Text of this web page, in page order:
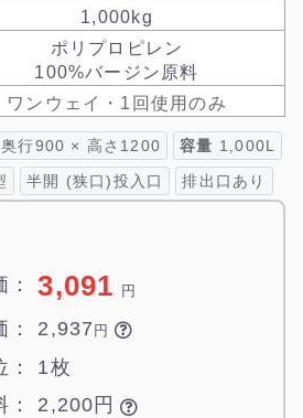
1,000kg
ポリプロピレン
100%バージン原料
ワンウェイ・1回使用のみ
行900 × 高さ1200 容量 1,000L
半開 (狭口)投入口 排出口あり
3,091 円
2,937 円 
1枚
2,200円 